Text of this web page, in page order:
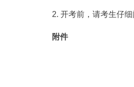
2. 开考前，请考生仔细
附件